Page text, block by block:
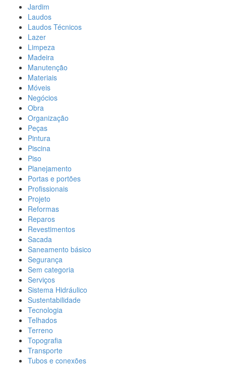
Jardim
Laudos
Laudos Técnicos
Lazer
Limpeza
Madeira
Manutenção
Materiais
Móveis
Negócios
Obra
Organização
Peças
Pintura
Piscina
Piso
Planejamento
Portas e portões
Profissionais
Projeto
Reformas
Reparos
Revestimentos
Sacada
Saneamento básico
Segurança
Sem categoria
Serviços
Sistema Hidráulico
Sustentabilidade
Tecnologia
Telhados
Terreno
Topografia
Transporte
Tubos e conexões